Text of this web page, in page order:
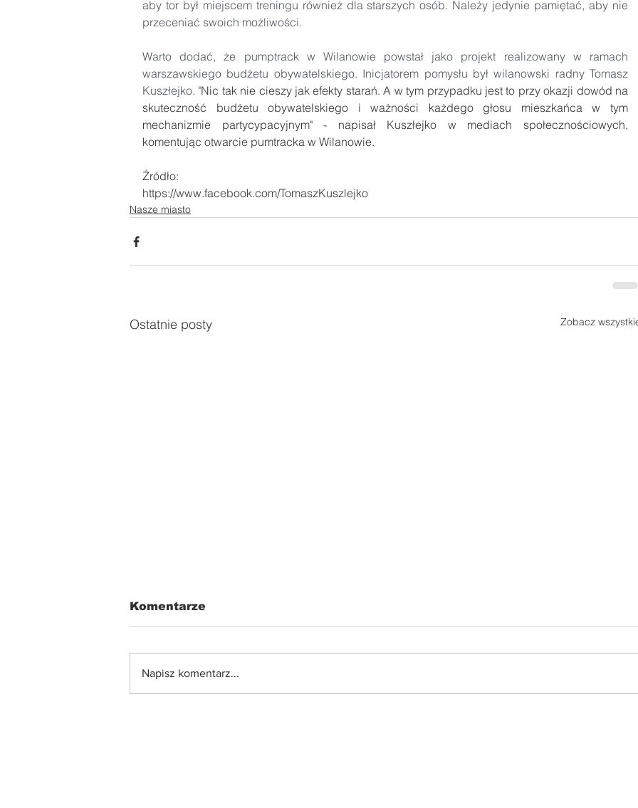
aby tor był miejscem treningu również dla starszych osób. Należy jedynie pamiętać, aby nie
przeceniać swoich możliwości.
Warto dodać, że pumptrack w Wilanowie powstał jako projekt realizowany w ramach
warszawskiego budżetu obywatelskiego. Inicjatorem pomysłu był wilanowski radny Tomasz
Kuszłejko. "Nic tak nie cieszy jak efekty starań. A w tym przypadku jest to przy okazji dowód na
skuteczność budżetu obywatelskiego i ważności każdego głosu mieszkańca w tym
mechanizmie partycypacyjnym" - napisał Kuszłejko w mediach społecznościowych,
komentując otwarcie pumtracka w Wilanowie.
Źródło:
https://www.facebook.com/TomaszKuszlejko
Nasze miasto
Ostatnie posty Zobacz
Komentarze
Napisz komentarz...